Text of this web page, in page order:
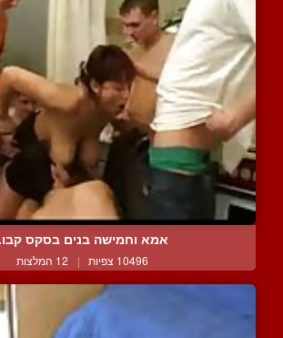
אמא וחמישה בנים בסקס
10496 צפיות | 12 המלצות